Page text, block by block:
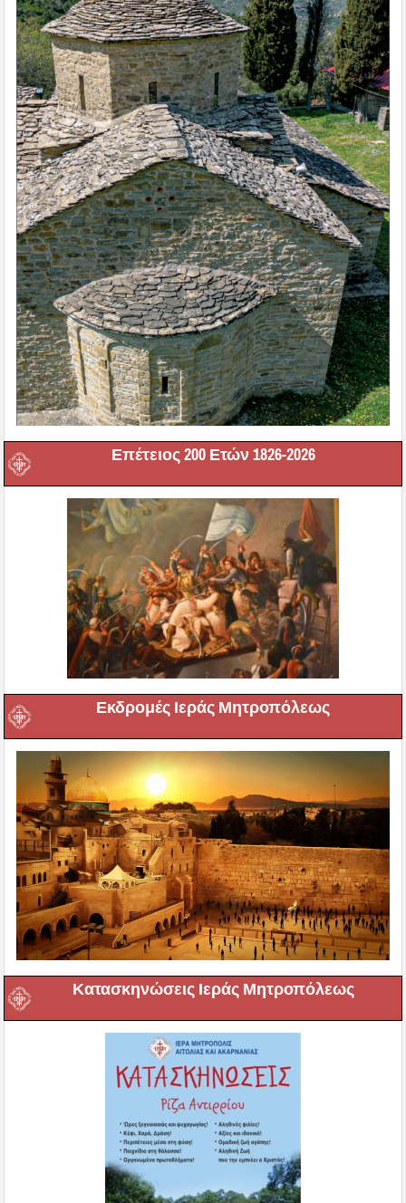
Επέτειος 200 Ετών 1826-2026
Εκδρομές Ιεράς Μητροπόλεως
Κατασκηνώσεις Ιεράς Μητροπόλεως